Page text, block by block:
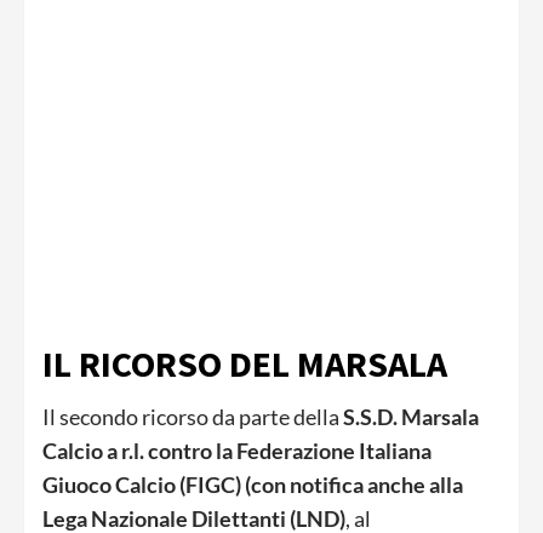
IL RICORSO DEL MARSALA
Il secondo ricorso da parte dellaS.S.D. Marsala
Calcio a r.l. contro la Federazione Italiana
Giuoco Calcio (FIGC) (con notifica anche alla
Lega Nazionale Dilettanti (LND), al